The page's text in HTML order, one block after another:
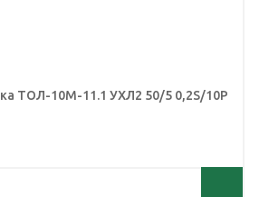
ТОЛ-10М-11.1 УХЛ2 50/5 0,2S/10Р